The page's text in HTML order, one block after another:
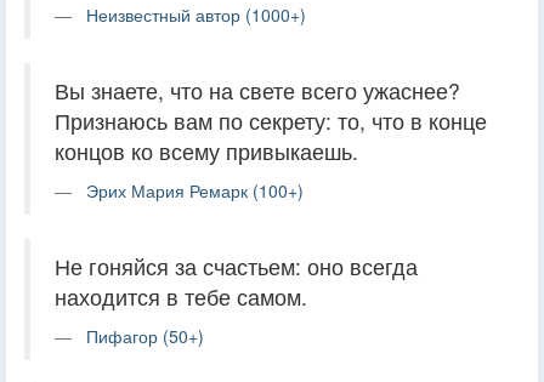
Неизвестный автор (1000+)
Вы знаете, что на свете всего ужаснее?
Признаюсь вам по секрету: то, что в конце
концов ко всему привыкаешь.
Эрих Мария Ремарк (100+)
Не гоняйся за счастьем: оно всегда
находится в тебе самом.
Пифагор (50+)